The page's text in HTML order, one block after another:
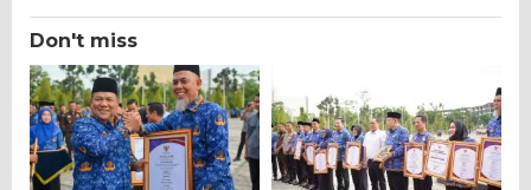
Don't miss